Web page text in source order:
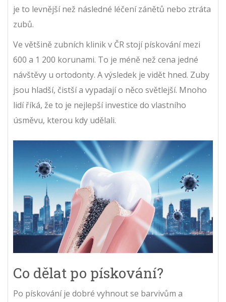
je to levnější než následné léčení zánětů nebo ztráta
zubů.
Ve většině zubních klinik v ČR stojí pískování mezi
600 a 1 200 korunami. To je méně než cena jedné
návštěvy u ortodonty. A výsledek je vidět hned. Zuby
jsou hladší, čistší a vypadají o něco světlejší. Mnoho
lidí říká, že to je nejlepší investice do vlastního
úsměvu, kterou kdy udělali.
Co dělat po pískování?
Po pískování je dobré vyhnout se barvivům a